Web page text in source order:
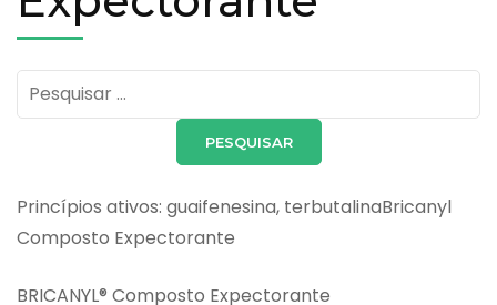
Pesquisar
por:
Princípios ativos: guaifenesina, terbutalinaBricanyl
Composto Expectorante
BRICANYL® Composto Expectorante